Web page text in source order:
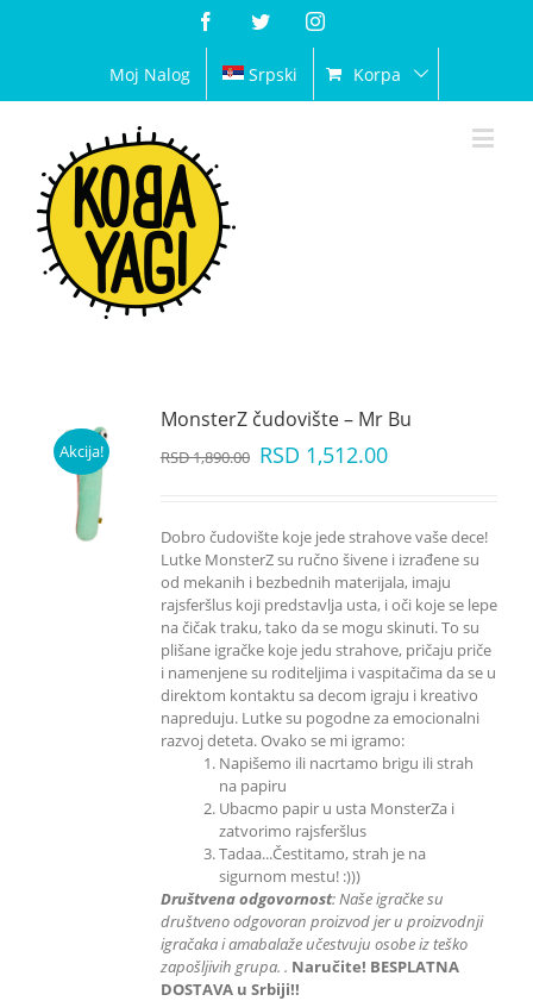
FacebookTwitterInstagram
Moj Nalog Srpski Korpa
Akcija!
MonsterZ čudovište – Mr Bu
RSD1,890.00 RSD 1,512.00
Dobro čudovište koje jede strahove vaše dece!
Lutke MonsterZ su ručno šivene i izrađene su
od mekanih i bezbednih materijala, imaju
rajsferšlus koji predstavlja usta, i oči koje se lepe
na čičak traku, tako da se mogu skinuti. To su
plišane igračke koje jedu strahove, pričaju priče
i namenjene su roditeljima i vaspitačima da se u
direktom kontaktu sa decom igraju i kreativo
napreduju. Lutke su pogodne za emocionalni
razvoj deteta. Ovako se mi igramo:
Napišemo ili nacrtamo brigu ili strah
na papiru
Ubacmo papir u usta MonsterZa i
zatvorimo rajsferšlus
Tadaa...Čestitamo, strah je na
sigurnom mestu! :)))
Društvena odgovornost: Naše igračke su
društveno odgovoran proizvod jer u proizvodnji
igračaka i amabalaže učestvuju osobe iz teško
zapošljivih grupa. . Naručite! BESPLATNA
DOSTAVA u Srbiji!!